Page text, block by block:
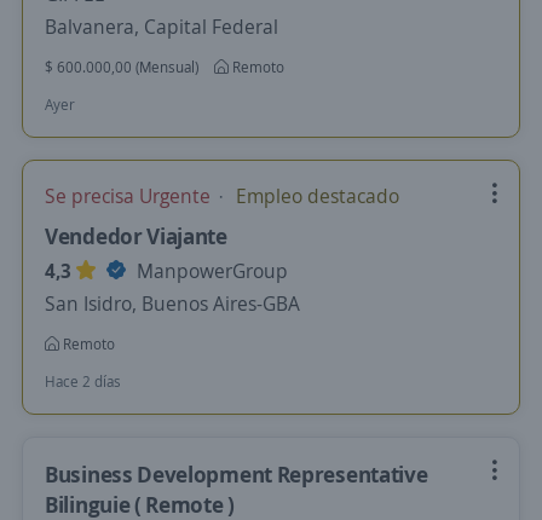
Balvanera, Capital Federal
$ 600.000,00 (Mensual)
Remoto
Ayer
Se precisa Urgente Empleo destacado
Vendedor Viajante
4,3
ManpowerGroup
San Isidro, Buenos Aires-GBA
Remoto
Hace 2 días
Business Development Representative
Bilinguie ( Remote )